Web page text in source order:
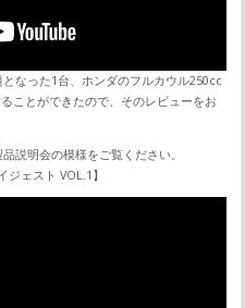
なった1台、ホンダのフルカウル250cc
ことができたので、そのレビューをお
説明会の模様をご覧ください。
ジェスト VOL.1】